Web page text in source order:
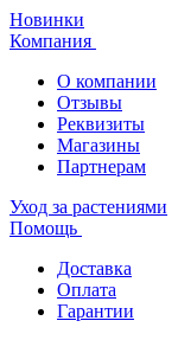
Новинки
Компания
О компании
Отзывы
Реквизиты
Магазины
Партнерам
Уход за растениями
Помощь
Доставка
Оплата
Гарантии